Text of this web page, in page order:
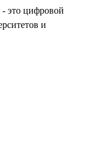
это цифровой
и